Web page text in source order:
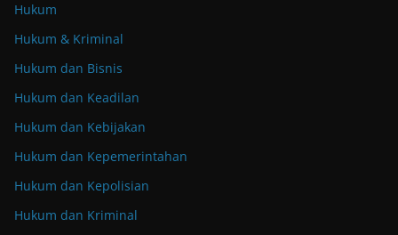
Hukum
Hukum & Kriminal
Hukum dan Bisnis
Hukum dan Keadilan
Hukum dan Kebijakan
Hukum dan Kepemerintahan
Hukum dan Kepolisian
Hukum dan Kriminal